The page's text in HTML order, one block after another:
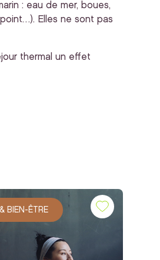
: eau de mer, boues,
Elles ne sont pas
thermal un effet
BIEN-ÊTRE